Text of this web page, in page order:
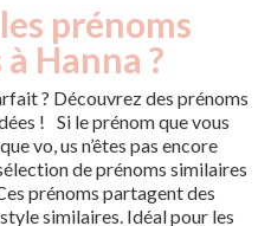
prénoms
Hanna ?
? Découvrez des prénoms
! Si le prénom que vous
vo, us n’êtes pas encore
de prénoms similaires
prénoms partagent des
similaires. Idéal pour les